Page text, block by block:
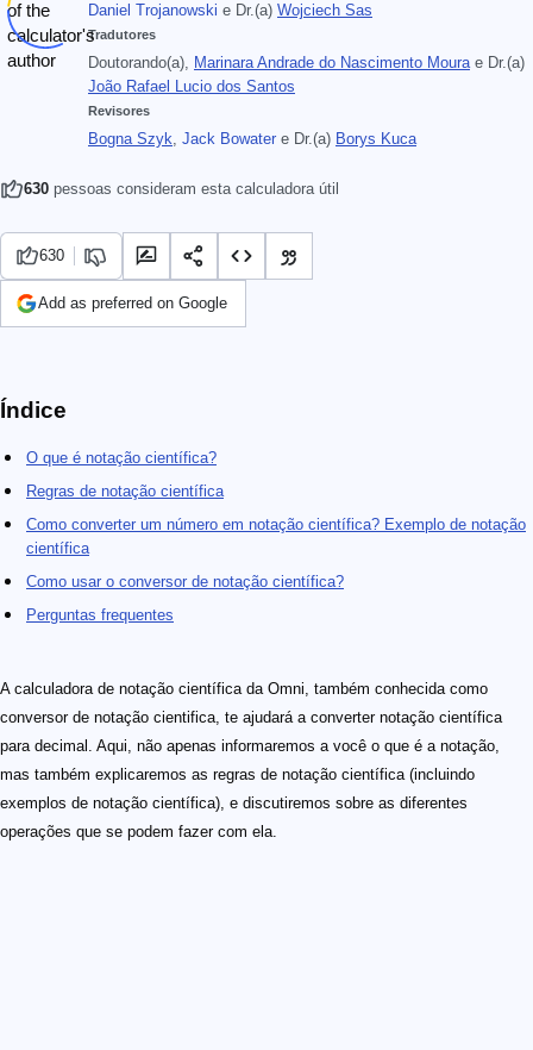
Daniel Trojanowski e Dr.(a) Wojciech Sas
Tradutores
Doutorando(a), Marinara Andrade do Nascimento Mourae Dr.(a)
João Rafael Lucio dos Santos
Revisores
Bogna Szyk, Jack Bowater e Dr.(a) Borys Kuca
630 pessoas consideram esta calculadora útil
630
Add as preferred on Google
Índice
O que é notação científica?
Regras de notação científica
Como converter um número em notação científica? Exemplo de notação
científica
Como usar o conversor de notação científica?
Perguntas frequentes
A calculadora de notação científica da Omni, também conhecida como
conversor de notação cientifica, te ajudará a converter notação científica
para decimal. Aqui, não apenas informaremos a você o que é a notação,
mas também explicaremos as regras de notação científica (incluindo
exemplos de notação científica), e discutiremos sobre as diferentes
operações que se podem fazer com ela.